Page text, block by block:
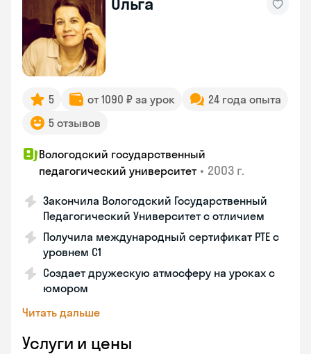
5 от 1090 ₽ за урок
24 года опыта
5 отзывов
Вологодский государственный
педагогический университет • 2003 г.
Закончила Вологодский Государственный
Педагогический Университет с отличием
Получила международный сертификат PTE с
уровнем C1
Создает дружескую атмосферу на уроках с
юмором
Читать дальше
Услуги и цены